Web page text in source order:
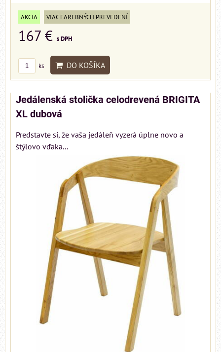
AKCIA VIAC FAREBNÝCH PREVEDENÍ
167 € s DPH
ks DO KOŠÍKA
Jedálenská stolička celodrevená BRIGITA
XL dubová
Predstavte si, že vaša jedáleň vyzerá úplne novo a
štýlovo vďaka...